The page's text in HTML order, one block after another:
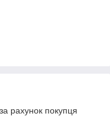
рахунок покупця